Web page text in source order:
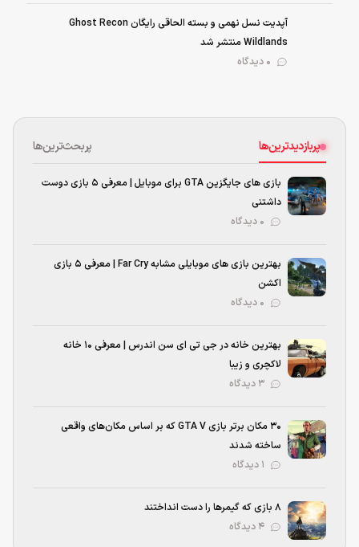
آپدیت نسل نهمی و بسته الحاقی رایگان Ghost Recon
Wildlands منتشر شد
پربازدیدترین‌ها پربحث‌ترین‌ها
بازی های جایگزین GTA برای موبایل | معرفی ۵ بازی دوست
داشتنی
بهترین بازی‌ های موبایلی مشابه Far Cry | معرفی ۵ بازی
اکشن
بهترین خانه در جی تی ای سن اندرس | معرفی ۱۰ خانه
لاکچری و زیبا
۳۰ مکان برتر بازی GTA V که بر اساس مکان‌های واقعی
ساخته شدند
۸ بازی که گیمرها را دست انداختند